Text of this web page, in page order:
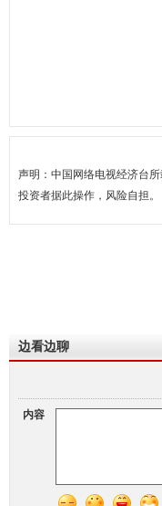
声明：中国网络电视经济台
投资者据此操作，风险自担。
边看边聊
内容